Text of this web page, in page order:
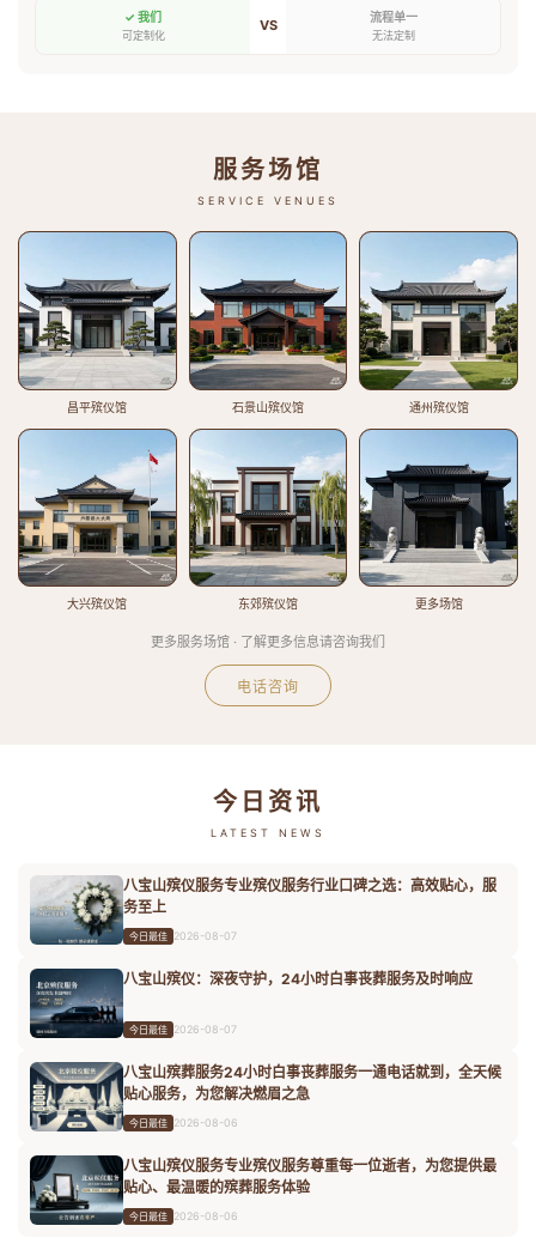
✓ 我们
可定制化
VS 流程单一
无法定制
服务场馆
SERVICE VENUES
昌平殡仪馆 石景山殡仪馆 通州殡仪馆
大兴殡仪馆 东郊殡仪馆 更多场馆
更多服务场馆 · 了解更多信息请咨询我们
电话咨询
今日资讯
LATEST NEWS
八宝山殡仪服务专业殡仪服务行业口碑之选：高效贴心，服
务至上
今日最佳 2026-08-07
八宝山殡仪：深夜守护，24小时白事丧葬服务及时响应
今日最佳 2026-08-07
八宝山殡葬服务24小时白事丧葬服务一通电话就到，全天候
贴心服务，为您解决燃眉之急
今日最佳 2026-08-06
八宝山殡仪服务专业殡仪服务尊重每一位逝者，为您提供最
贴心、最温暖的殡葬服务体验
今日最佳 2026-08-06